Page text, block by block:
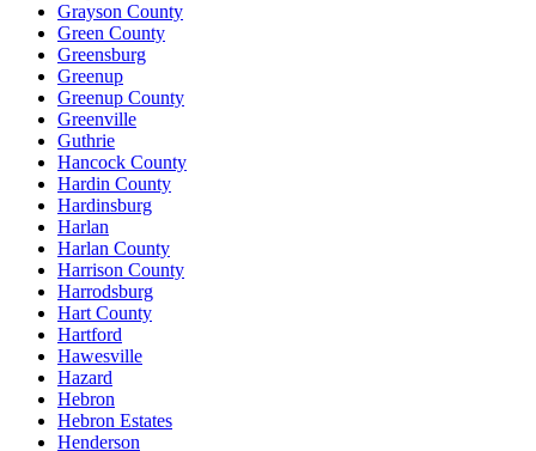
Grayson County
Green County
Greensburg
Greenup
Greenup County
Greenville
Guthrie
Hancock County
Hardin County
Hardinsburg
Harlan
Harlan County
Harrison County
Harrodsburg
Hart County
Hartford
Hawesville
Hazard
Hebron
Hebron Estates
Henderson